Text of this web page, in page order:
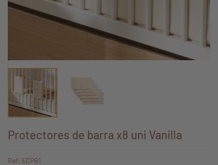
Protectores de barra x8 uni Vanilla
Ref: ECPB1